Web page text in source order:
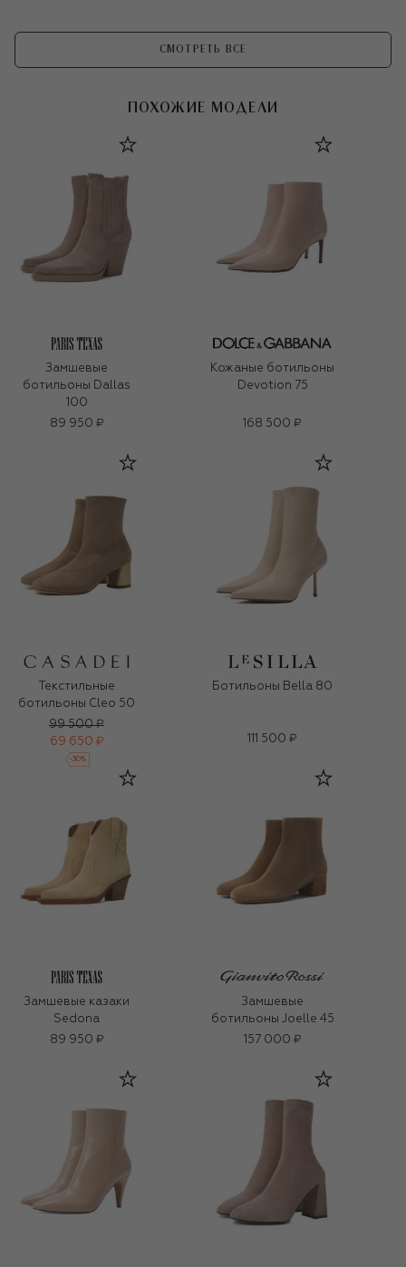
СМОТРЕТЬ ВСЕ
ПОХОЖИЕ МОДЕЛИ
Замшевые
ботильоны Dallas
100
89 950 ₽
Кожаные ботильоны
Devotion 75
168 500 ₽
Текстильные
ботильоны Cleo 50
99 500 ₽
69 650 ₽
-30%
Ботильоны Bella 80
111 500 ₽
Замшевые казаки
Sedona
89 950 ₽
Замшевые
ботильоны Joelle 45
157 000 ₽